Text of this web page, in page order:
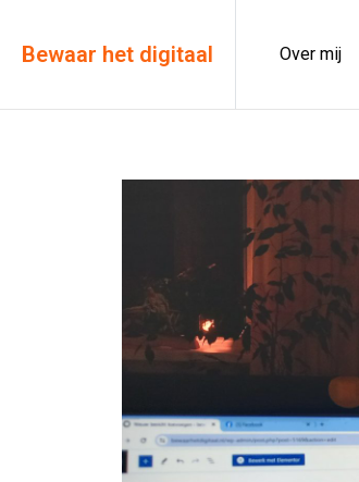
Bewaar het digitaal Over mij